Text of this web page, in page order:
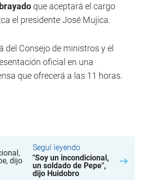
que aceptará el cargo
el presidente José Mujica.
del Consejo de ministros y el
oficial en una
que ofrecerá a las 11 horas.
Seguí leyendo
"Soy un incondicional,
un soldado de Pepe",
dijo Huidobro